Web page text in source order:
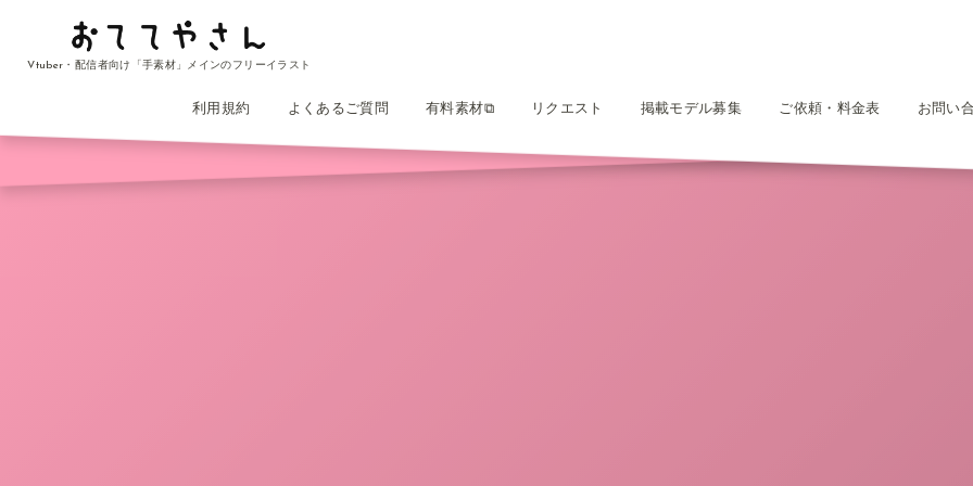
Vtuber・配信者向け「手素材」メインのフリーイラスト
利用規約 よくあるご質問 有料素材⧉ リクエスト 掲載モデル募集 ご依頼・料金表 お問い